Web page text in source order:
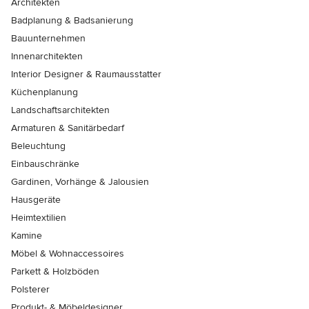
Architekten
Badplanung & Badsanierung
Bauunternehmen
Innenarchitekten
Interior Designer & Raumausstatter
Küchenplanung
Landschaftsarchitekten
Armaturen & Sanitärbedarf
Beleuchtung
Einbauschränke
Gardinen, Vorhänge & Jalousien
Hausgeräte
Heimtextilien
Kamine
Möbel & Wohnaccessoires
Parkett & Holzböden
Polsterer